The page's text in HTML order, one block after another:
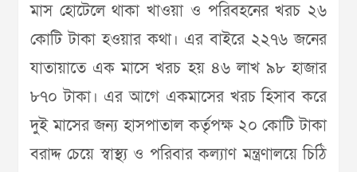
মাস হোটেলে থাকা খাওয়া ও পরিবহনের খরচ ২৬
কোটি টাকা হওয়ার কথা। এর বাইরে ২২৭৬ জনের
যাতায়াতে এক মাসে খরচ হয় ৪৬ লাখ ৯৮ হাজার
৮৭০ টাকা। এর আগে একমাসের খরচ হিসাব করে
দুই মাসের জন্য হাসপাতাল কর্তৃপক্ষ ২০ কোটি টাকা
বরাদ্দ চেয়ে স্বাস্থ্য ও পরিবার কল্যাণ মন্ত্রণালয়ে চিঠি